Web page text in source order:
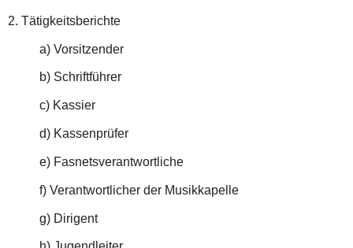
2. Tätigkeitsberichte
a) Vorsitzender
b) Schriftführer
c) Kassier
d) Kassenprüfer
e) Fasnetsverantwortliche
f) Verantwortlicher der Musikkapelle
g) Dirigent